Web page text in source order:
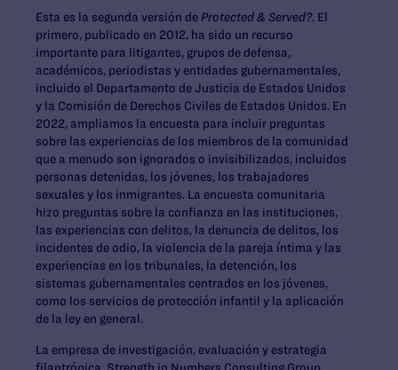
Esta es la segunda versión de Protected & Served?. El
primero, publicado en 2012, ha sido un recurso
importante para litigantes, grupos de defensa,
académicos, periodistas y entidades gubernamentales,
incluido el Departamento de Justicia de Estados Unidos
y la Comisión de Derechos Civiles de Estados Unidos. En
2022, ampliamos la encuesta para incluir preguntas
sobre las experiencias de los miembros de la comunidad
que a menudo son ignorados o invisibilizados, incluidos
personas detenidas, los jóvenes, los trabajadores
sexuales y los inmigrantes. La encuesta comunitaria
hizo preguntas sobre la confianza en las instituciones,
las experiencias con delitos, la denuncia de delitos, los
incidentes de odio, la violencia de la pareja íntima y las
experiencias en los tribunales, la detención, los
sistemas gubernamentales centrados en los jóvenes,
como los servicios de protección infantil y la aplicación
de la ley en general.
La empresa de investigación, evaluación y estrategia
filantrópica, Strength in Numbers Consulting Group,